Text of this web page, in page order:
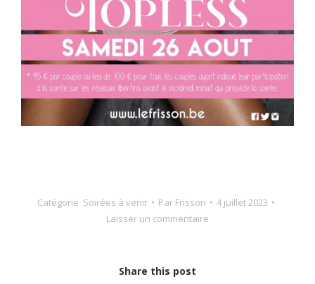
Catégorie Soirées à venir Par Frisson
4 juillet 2023
Laisser un commentaire
Share this post